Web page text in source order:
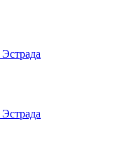
Эстрада
Эстрада